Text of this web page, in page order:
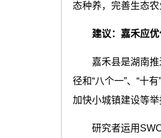
态种养，完善生态农
建议：嘉禾应
嘉禾县是湖南推进
径和“八个一”、“十
加快小城镇建设等
研究者运用SWOT